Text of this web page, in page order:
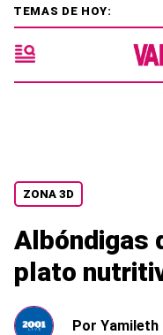
ZONA 3D
Albóndigas
plato
Por Yamileth
TEMAS DE HOY: